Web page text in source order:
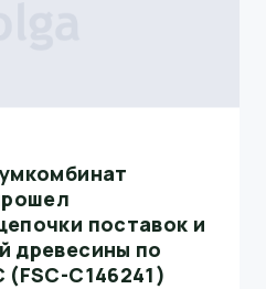
поставок и
древесины по
(FSC-C146241)